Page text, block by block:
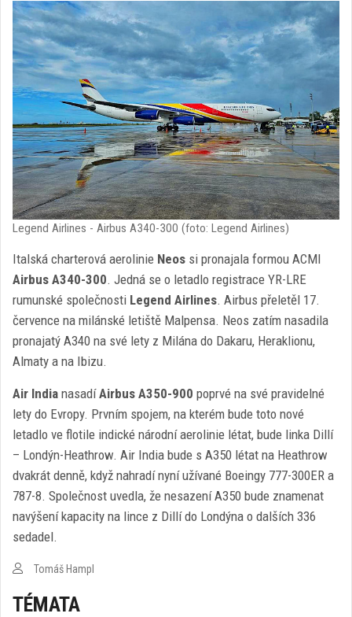
Legend Airlines - Airbus A340-300 (foto: Legend Airlines)
Italská charterová aerolinie Neos si pronajala formou ACMI
Airbus A340-300. Jedná se o letadlo registrace YR-LRE
rumunské společnosti Legend Airlines. Airbus přeletěl 17.
července na milánské letiště Malpensa. Neos zatím nasadila
pronajatý A340 na své lety z Milána do Dakaru, Heraklionu,
Almaty a na Ibizu.
Air India nasadíAirbus A350-900 poprvé na své pravidelné
lety do Evropy. Prvním spojem, na kterém bude toto nové
letadlo ve flotile indické národní aerolinie létat, bude linka Dillí
– Londýn-Heathrow. Air India bude s A350 létat na Heathrow
dvakrát denně, když nahradí nyní užívané Boeingy 777-300ER a
787-8. Společnost uvedla, že nesazení A350 bude znamenat
navýšení kapacity na lince z Dillí do Londýna o dalších 336
sedadel.
Tomáš Hampl
TÉMATA